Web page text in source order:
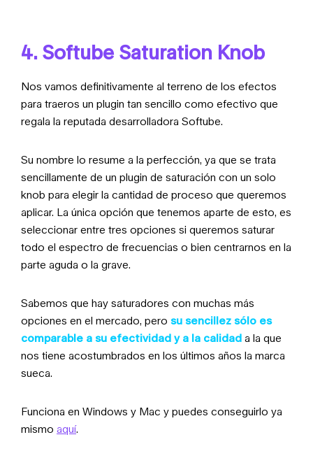
4. Softube Saturation Knob
Nos vamos definitivamente al terreno de los efectos
para traeros un plugin tan sencillo como efectivo que
regala la reputada desarrolladora Softube.
Su nombre lo resume a la perfección, ya que se trata
sencillamente de un plugin de saturación con un solo
knob para elegir la cantidad de proceso que queremos
aplicar. La única opción que tenemos aparte de esto, es
seleccionar entre tres opciones si queremos saturar
todo el espectro de frecuencias o bien centrarnos en la
parte aguda o la grave.
Sabemos que hay saturadores con muchas más
opciones en el mercado, pero su sencillez sólo es
comparable a su efectividad y a la calidad a la que
nos tiene acostumbrados en los últimos años la marca
sueca.
Funciona en Windows y Mac y puedes conseguirlo ya
mismo aquí.